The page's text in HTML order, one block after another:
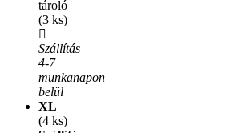
tároló
(3 ks)
Szállítás
4-7
munkanapon
belül
XL
(4 ks)